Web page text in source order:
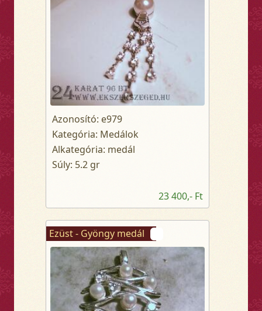
Azonosító: e979
Kategória: Medálok
Alkategória: medál
Súly: 5.2 gr
23 400,- Ft
Ezüst - Gyöngy medál